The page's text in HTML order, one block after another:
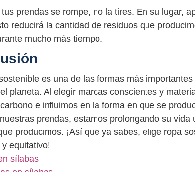
prendas se rompe, no la tires. En su lugar,
reducirá la cantidad de residuos que
mucho más tiempo.
es una de las formas más
planeta. Al elegir marcas conscientes y
e influimos en la forma en que se
prendas, estamos prolongando su vida
producimos. ¡Así que ya sabes, elige ropa
y equitativo!
sílabas